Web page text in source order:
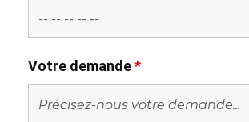
Votre demande*